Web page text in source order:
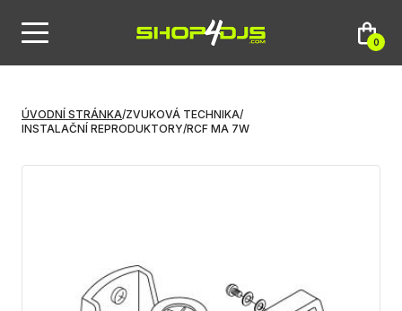
0
ÚVODNÍ STRÁNKA/ZVUKOVÁ TECHNIKA/
INSTALAČNÍ REPRODUKTORY/RCF MA 7W